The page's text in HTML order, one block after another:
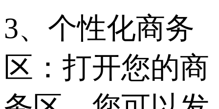
3、个性化商务
区：打开您的商